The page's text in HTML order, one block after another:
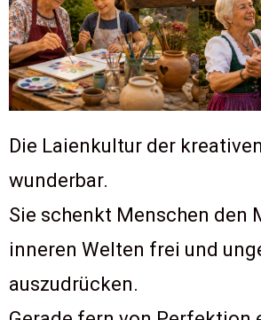
Die Laienkultur der
wunderbar.
Sie schenkt Menschen den
inneren Welten frei und
auszudrücken.